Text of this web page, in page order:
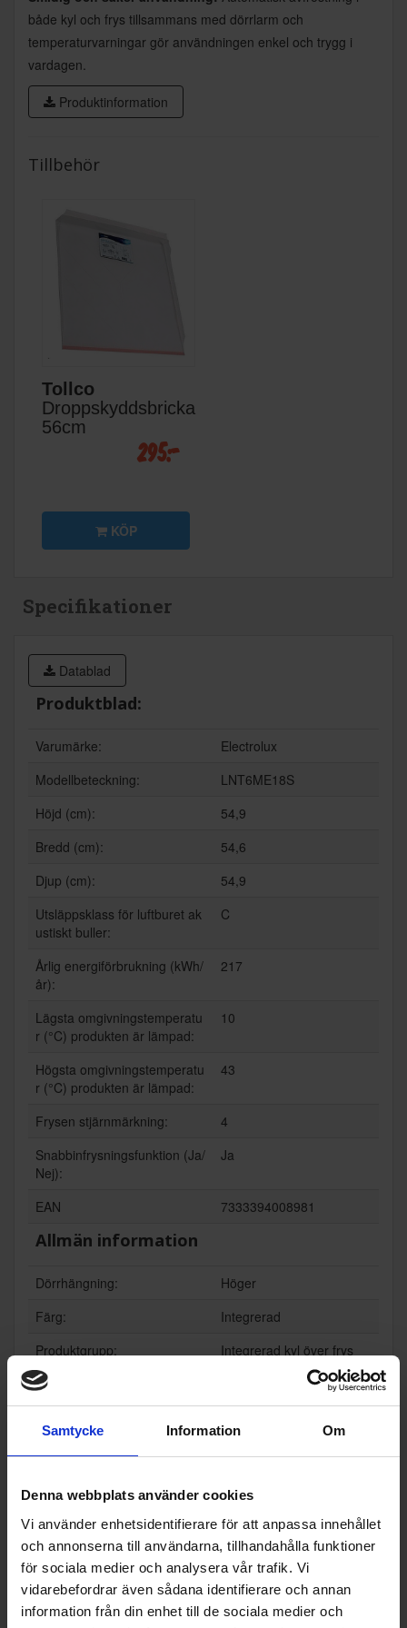
Samtycke Information Om
Denna webbplats använder cookies
Vi använder enhetsidentifierare för att anpassa innehållet
och annonserna till användarna, tillhandahålla funktioner
för sociala medier och analysera vår trafik. Vi
vidarebefordrar även sådana identifierare och annan
information från din enhet till de sociala medier och
både kyl och frys tillsammans med dörrlarm och
temperaturvarningar gör användningen enkel och trygg i
vardagen.
Produktinformation
Tillbehör
Tollco
Droppskyddsbricka
56cm
295:-
KÖP
Specifikationer
Datablad
Produktblad:
Varumärke:
Electrolux
Modellbeteckning:
LNT6ME18S
Höjd (cm):
54,9
Bredd (cm):
54,6
Djup (cm):
54,9
Utsläppsklass för luftburet ak
ustiskt buller:
C
Årlig energiförbrukning (kWh/
år):
217
Lägsta omgivningstemperatu
r (°C) produkten är lämpad:
10
Högsta omgivningstemperatu
r (°C) produkten är lämpad:
43
Frysen stjärnmärkning:
4
Snabbinfrysningsfunktion (Ja/
Nej):
Ja
EAN 7333394008981
Allmän information
Dörrhängning:
Höger
Färg:
Integrerad
Produktgrupp:
Integrerad kyl över frys
Funktioner och egenskaper
För integrering (Ja/Nej):
Ja
Ismaskin (Ja/Nej):
Nej
Kräver vattenanslutning (Ja/N
Nej
Möjlighet för sidebyside place
ring:
Nej
Självavfrostande frys (ja/nej):
Ja